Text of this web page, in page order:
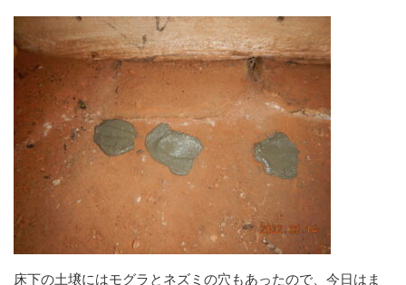
床下の土壌にはモグラとネズミの穴もあったので、今日はま